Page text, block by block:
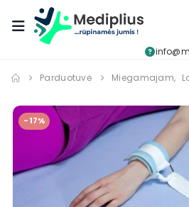
Parduotuvė Miegamajam,
-17%